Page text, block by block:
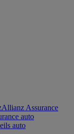
Allianz Assurance
auto
auto